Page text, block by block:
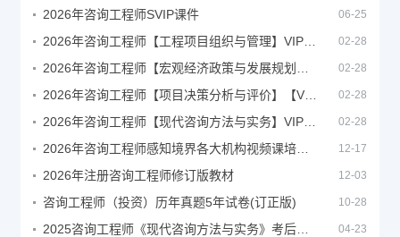
2026年咨询工程师SVIP课件 06-25
02-28
02-28
02-28
02-28
12-17
2026年注册咨询工程师修订版教材 12-03
咨询工程师（投资）历年真题5年试卷(订正版) 10-28
04-23